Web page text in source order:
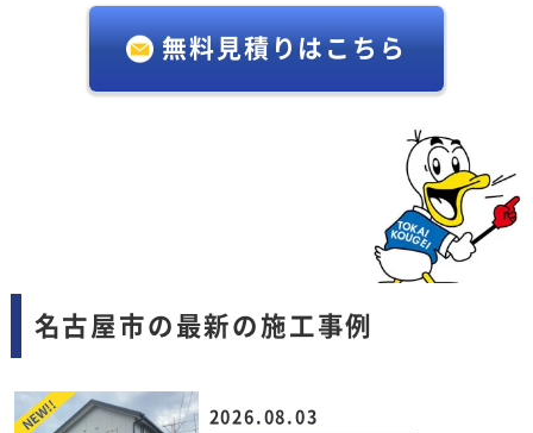
無料見積りはこちら
名古屋市の最新の施工事例
2026.08.03